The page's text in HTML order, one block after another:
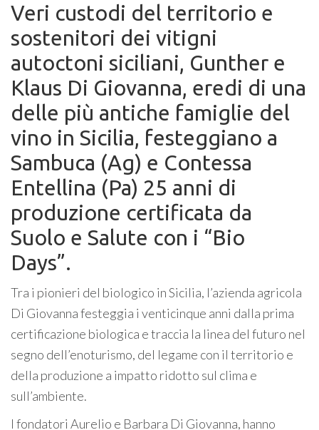
Veri custodi del territorio e
sostenitori dei vitigni
autoctoni siciliani, Gunther e
Klaus Di Giovanna, eredi di una
delle più antiche famiglie del
vino in Sicilia, festeggiano a
Sambuca (Ag) e Contessa
Entellina (Pa) 25 anni di
produzione certificata da
Suolo e Salute con i “Bio
Days”.
Tra i pionieri del biologico in Sicilia, l’azienda agricola
Di Giovanna festeggia i venticinque anni dalla prima
certificazione biologica e traccia la linea del futuro nel
segno dell’enoturismo, del legame con il territorio e
della produzione a impatto ridotto sul clima e
sull’ambiente.
I fondatori Aurelio e Barbara Di Giovanna, hanno